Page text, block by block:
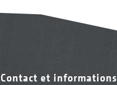
Contact et informations